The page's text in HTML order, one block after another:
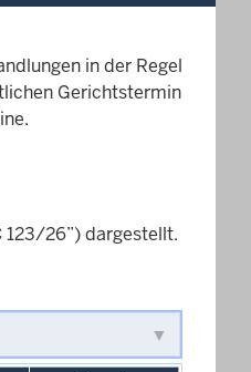
in der Regel
Gerichtstermin
123/26”) dargestellt.